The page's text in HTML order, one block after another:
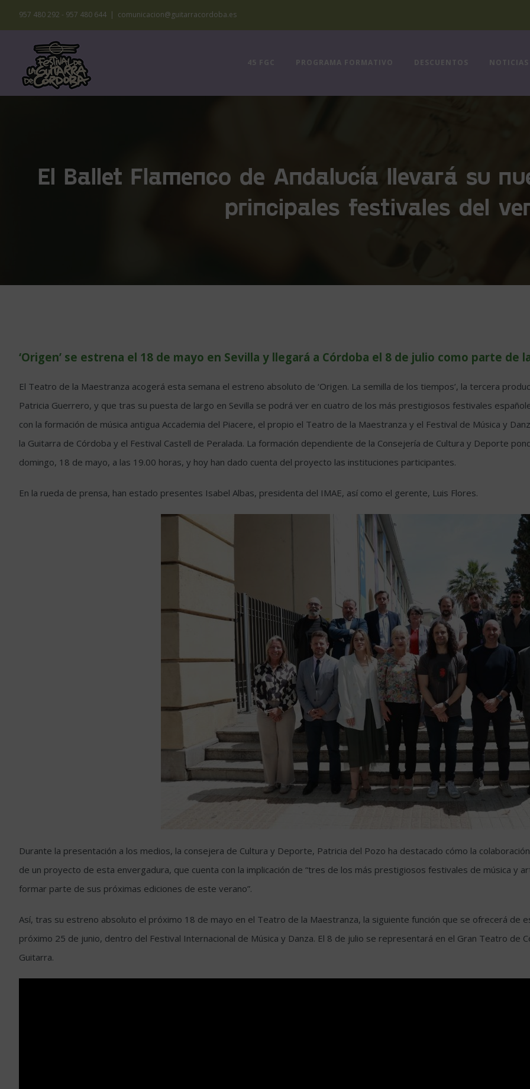
Saltar
al
contenido
957 480 292 - 957 480 644 | comunicacion@guitarracordoba.es
45 FGC PROGRAMA FORMATIVO DESCUENTOS NOTICIAS
El Ballet Flamenco de Andalucía llevará su
principales festivales del
‘Origen’ se estrena el 18 de mayo en Sevilla y llegará a Córdoba el 8 de julio como parte
El Teatro de la Maestranza acogerá esta semana el estreno absoluto de ‘Origen. La semilla de los tiempos’, la tercera
Patricia Guerrero, y que tras su puesta de largo en Sevilla se podrá ver en cuatro de los más prestigiosos festivales
con la formación de música antigua Accademia del Piacere, el propio el Teatro de la Maestranza y el Festival de Música y
la Guitarra de Córdoba y el Festival Castell de Peralada. La formación dependiente de la Consejería de Cultura y Deporte
domingo, 18 de mayo, a las 19.00 horas, y hoy han dado cuenta del proyecto las instituciones participantes.
En la rueda de prensa, han estado presentes Isabel Albas, presidenta del IMAE, así como el gerente, Luis Flores.
Durante la presentación a los medios, la consejera de Cultura y Deporte, Patricia del Pozo ha destacado cómo la
de un proyecto de esta envergadura, que cuenta con la implicación de “tres de los más prestigiosos festivales de música y
formar parte de sus próximas ediciones de este verano”.
Así, tras su estreno absoluto el próximo 18 de mayo en el Teatro de la Maestranza, la siguiente función que se ofrecerá de
próximo 25 de junio, dentro del Festival Internacional de Música y Danza. El 8 de julio se representará en el Gran Teatro de
Guitarra.